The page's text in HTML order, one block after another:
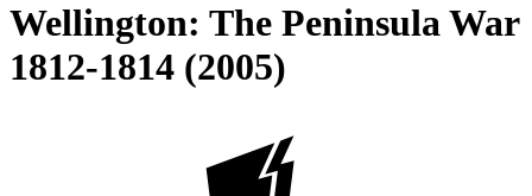
Wellington: The Peninsula War
1812-1814 (2005)